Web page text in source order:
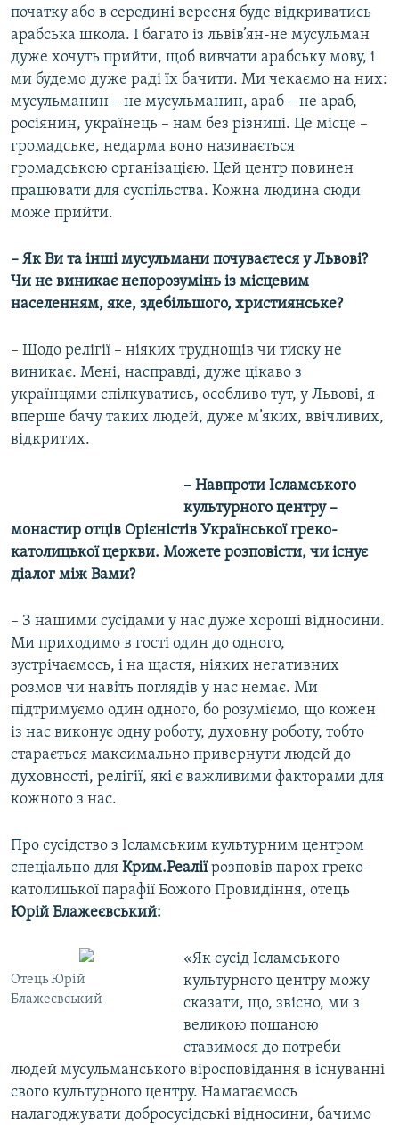
початку або в середині вересня буде відкриватись
арабська школа. І багато із львів’ян-не мусульман
дуже хочуть прийти, щоб вивчати арабську мову, і
ми будемо дуже раді їх бачити. Ми чекаємо на них:
мусульманин – не мусульманин, араб – не араб,
росіянин, українець – нам без різниці. Це місце –
громадське, недарма воно називається
громадською організацією. Цей центр повинен
працювати для суспільства. Кожна людина сюди
може прийти.
– Як Ви та інші мусульмани почуваєтеся у Львові?
Чи не виникає непорозумінь із місцевим
населенням, яке, здебільшого, християнське?
– Щодо релігії – ніяких труднощів чи тиску не
виникає. Мені, насправді, дуже цікаво з
українцями спілкуватись, особливо тут, у Львові, я
вперше бачу таких людей, дуже м’яких, ввічливих,
відкритих.
– Навпроти Ісламського
культурного центру –
монастир отців Орієністів Української греко-
католицької церкви. Можете розповісти, чи існує
діалог між Вами?
– З нашими сусідами у нас дуже хороші відносини.
Ми приходимо в гості один до одного,
зустрічаємось, і на щастя, ніяких негативних
розмов чи навіть поглядів у нас немає. Ми
підтримуємо один одного, бо розуміємо, що кожен
із нас виконує одну роботу, духовну роботу, тобто
старається максимально привернути людей до
духовності, релігії, які є важливими факторами для
кожного з нас.
Про сусідство з Ісламським культурним центром
спеціально для Крим.Реаліїрозповів парох греко-
католицької парафії Божого Провидіння, отець
Юрій Блажеєвський:
Отець Юрій
Блажеєвський
«Як сусід Ісламського
культурного центру можу
сказати, що, звісно, ми з
великою пошаною
ставимося до потреби
людей мусульманського віросповідання в існуванні
свого культурного центру. Намагаємось
налагоджувати добросусідські відносини, бачимо